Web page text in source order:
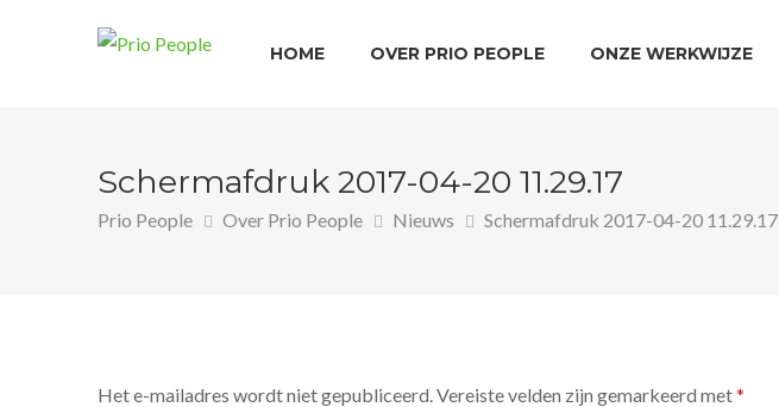
HOME OVER PRIO PEOPLE ONZE WERKWIJZE
Schermafdruk 2017-04-20 11.29.17
Prio People Over Prio People Nieuws Schermafdruk 2017-04-20 11.29.17
Het e-mailadres wordt niet gepubliceerd.Vereiste velden zijn gemarkeerd met*